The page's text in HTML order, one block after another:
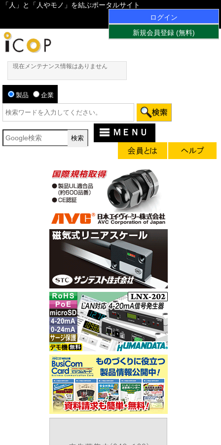
「人」と「人やモノ」を結ぶポータルサイト
ログイン
新規会員登録 (無料)
現在メンテナンス情報はありません
製品 企業
ＭＥＮＵ